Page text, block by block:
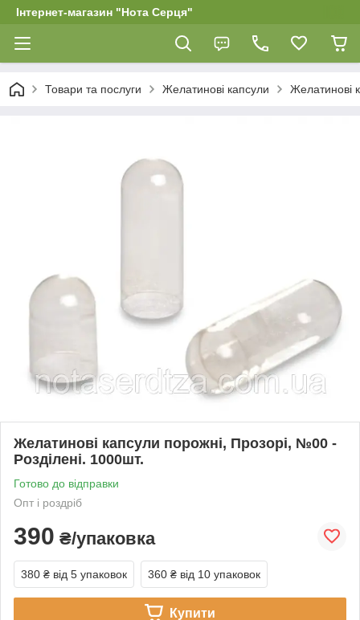
Інтернет-магазин "Нота Серця"
Товари та послуги Желатинові капсули Желатинові
Желатинові капсули порожні, Прозорі, №00 -
Розділені. 1000шт.
Готово до відправки
Опт і роздріб
390 ₴/упаковка
380 ₴ від 5 упаковок 360 ₴ від 10 упаковок
Купити